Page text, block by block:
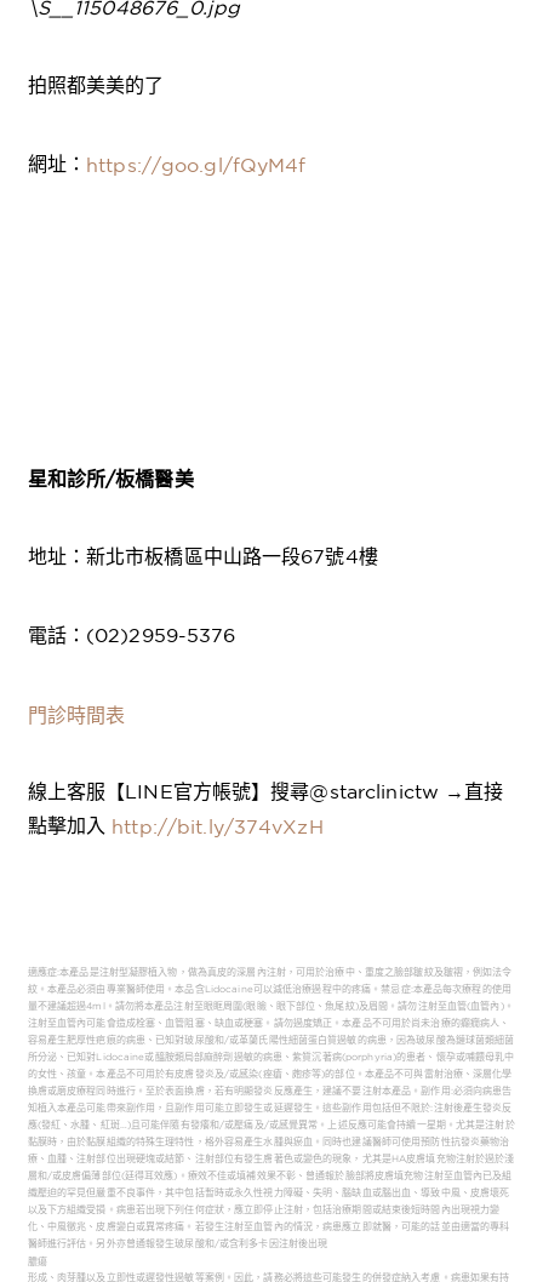
拍照都美美的了
網址： https://goo.gl/fQyM4f
星和診所/板橋醫美
地址：新北市板橋區中山路一段67號4樓
電話：(02)2959-5376
門診時間表
線上客服【LINE官方帳號】搜尋@starclinictw →直接
點擊加入 http://bit.ly/374vXzH
適應症:本產品是注射型凝膠植入物，做為真皮的深層內注射，可用於治療中、重度之臉部皺紋及皺褶，例如法令
紋。本產品必須由專業醫師使用。本品含Lidocaine可以減低治療過程中的疼痛。禁忌症:本產品每次療程的使用
量不建議超過4ml。請勿將本產品注射至眼眶周圍(眼瞼、眼下部位、魚尾紋)及眉間。請勿注射至血管(血管內)。
注射至血管內可能會造成栓塞、血管阻塞、缺血或梗塞。請勿過度矯正。本產品不可用於尚未治療的癲癇病人、
容易產生肥厚性疤痕的病患、已知對玻尿酸和/或革蘭氏陽性細菌蛋白質過敏的病患，因為玻尿酸為鏈球菌類細菌
所分泌、已知對Lidocaine或醯胺類局部麻醉劑過敏的病患、紫質沉著病(porphyria)的患者、懷孕或哺餵母乳中
的女性、孩童。本產品不可用於有皮膚發炎及/或感染(痤瘡、皰疹等)的部位。本產品不可與雷射治療、深層化學
換膚或磨皮療程同時進行。至於表面換膚，若有明顯發炎反應產生，建議不要注射本產品。副作用:必須向病患告
知植入本產品可能帶來副作用，且副作用可能立即發生或延遲發生。這些副作用包括但不限於:注射後產生發炎反
應(發紅、水腫、紅斑…)且可能伴隨有發癢和/或壓痛及/或感覺異常。上述反應可能會持續一星期。尤其是注射於
黏膜時，由於黏膜組織的特殊生理特性，格外容易產生水腫與瘀血。同時也建議醫師可使用預防性抗發炎藥物治
療、血腫、注射部位出現硬塊或結節、注射部位有發生膚著色或變色的現象，尤其是HA皮膚填充物注射於過於淺
層和/或皮膚偏薄部位(廷得耳效應)。療效不佳或填補效果不彰、曾通報於臉部將皮膚填充物注射至血管內已及組
織壓迫的罕見但嚴重不良事件，其中包括暫時或永久性視力障礙、失明、腦缺血或腦出血、導致中風、皮膚壞死
以及下方組織受損。病患若出現下列任何症狀，應立即停止注射，包括治療期間或結束後短時間內出現視力變
化、中風徵兆、皮膚變白或異常疼痛。若發生注射至血管內的情況，病患應立即就醫，可能的話並由適當的專科
醫師進行評估。另外亦曾通報發生玻尿酸和/或含利多卡因注射後出現
膿瘍
形成、肉芽腫以及立即性或遲發性過敏等案例。因此，請務必將這些可能發生的併發症納入考慮。病患如果有持